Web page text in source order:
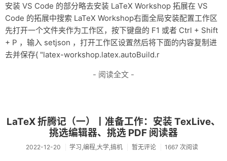
安装 VS Code 的部分略去安装 LaTeX Workshop 拓展在 VS
Code 的拓展中搜索 LaTeX Workshop右面全局安装配置工作区
先打开一个文件夹作为工作区，按下键盘的 F1 或者 Ctrl + Shift
+ P ，输入 setjson ，打开工作区设置然后将下面的内容复制进
去并保存{ "latex-workshop.latex.autoBuild.r
- 阅读全文 -
LaTeX 折腾记（一）丨准备工作：安装 TexLive、
挑选编辑器、挑选 PDF 阅读器
2022-12-20 学习,编程,大学,搞机 暂无评论 1667 次阅读